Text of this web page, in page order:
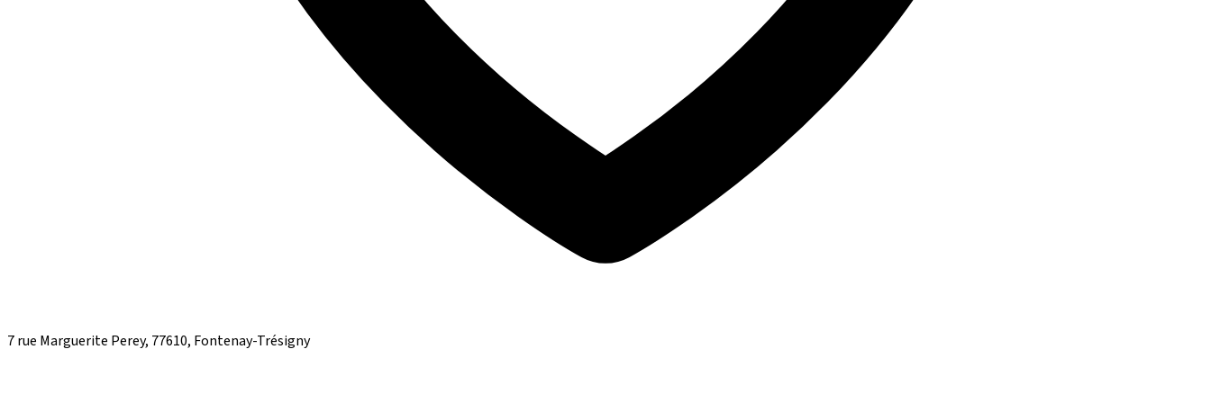
7 rue Marguerite Perey, 77610, Fontenay-Trésigny